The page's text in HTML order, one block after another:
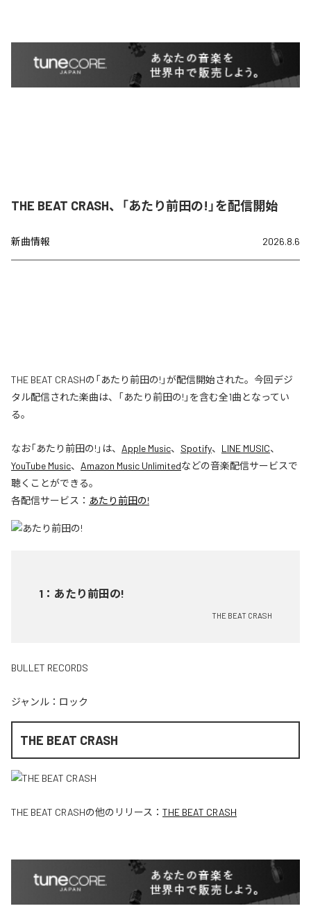
THE BEAT CRASH、「あたり前田の!」を配信開始
新曲情報 2026.8.6
THE BEAT CRASHの「あたり前田の!」が配信開始された。今回デジ
タル配信された楽曲は、「あたり前田の!」を含む全1曲となってい
る。
なお「あたり前田の! 」は、 Apple Music、 Spotify、 LINE MUSIC、
YouTube Music、 Amazon Music Unlimitedなどの音楽配信サービスで
聴くことができる。
各配信サービス： あたり前田の!
1 ： あたり前田の!
THE BEAT CRASH
BULLET RECORDS
ジャンル： ロック
THE BEAT CRASH
THE BEAT CRASHの他のリリース： THE BEAT CRASH